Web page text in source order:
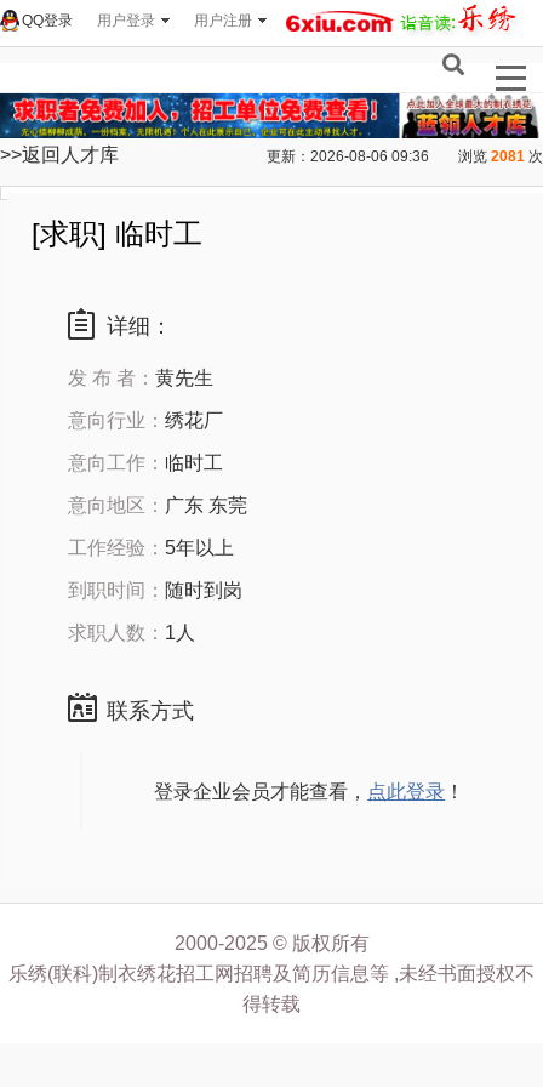
用户登录 用户注册
QQ登录
>>返回人才库 更新：2026-08-06 09:36 浏览 2081 次
[求职] 临时工
详细：
发 布 者： 黄先生
意向行业： 绣花厂
意向工作： 临时工
意向地区： 广东 东莞
工作经验： 5年以上
到职时间： 随时到岗
求职人数： 1人
联系方式
登录企业会员才能查看， 点此登录 ！
2000-2025 © 版权所有
乐绣(联科)制衣绣花招工网招聘及简历信息等 ,未经书面授权不
得转载